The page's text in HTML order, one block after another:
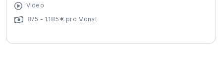
Video
875 - 1.185 € pro Monat